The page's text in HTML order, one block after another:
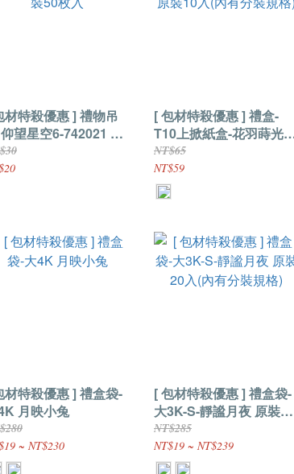
特殺優惠 ] 禮物吊
望星空6-742021 原
枚入
[ 包材特殺優惠 ] 禮盒-
T10上掀紙盒-花羽蒔光
原裝10入(內有分裝規格)
NT$65
NT$59
特殺優惠 ] 禮盒袋-
月映小兔
~ NT$230
[ 包材特殺優惠 ] 禮盒袋-
大3K-S-靜謐月夜 原裝20
入(內有分裝規格)
NT$285
NT$19 ~ NT$239